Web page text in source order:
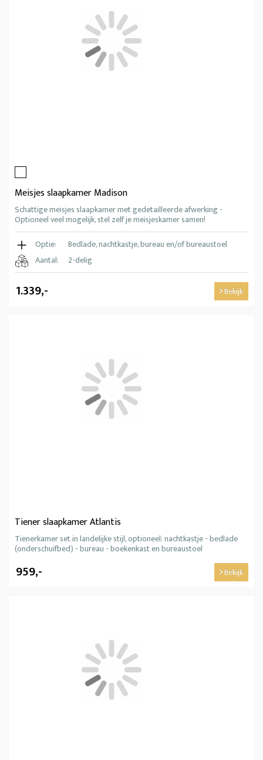
Meisjes slaapkamer Madison
Schattige meisjes slaapkamer met gedetailleerde afwerking -
Optioneel veel mogelijk, stel zelf je meisjeskamer samen!
Optie:
Bedlade, nachtkastje, bureau en/of bureaustoel
Aantal:
2-delig
1.339,- Bekijk
Tiener slaapkamer Atlantis
Tienerkamer set in landelijke stijl, optioneel: nachtkastje - bedlade
(onderschuifbed) - bureau - boekenkast en bureaustoel
959,- Bekijk